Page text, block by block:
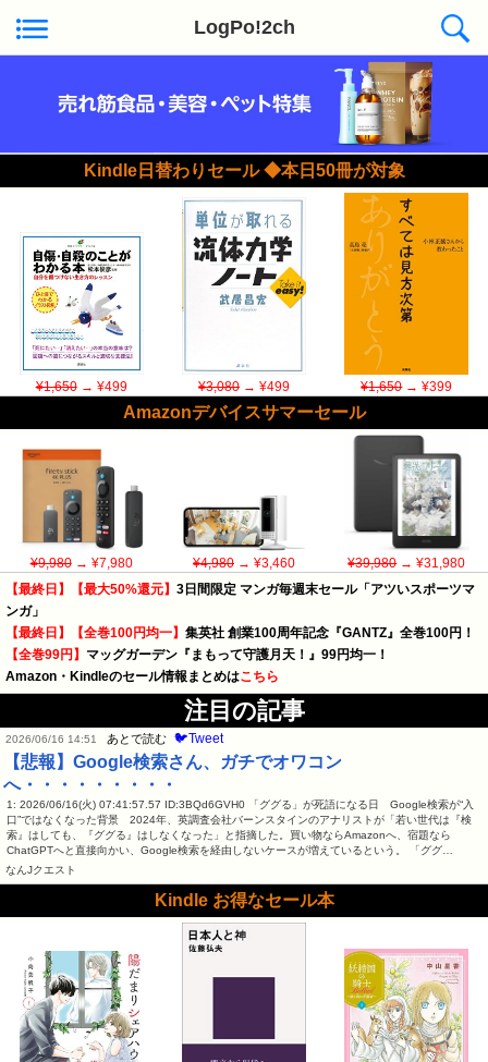
LogPo!2ch
Kindle日替わりセール ◆本日50冊が対象
¥1,650→ ¥499 ¥3,080→ ¥499 ¥1,650→ ¥399
Amazonデバイスサマーセール
¥9,980→ ¥7,980 ¥4,980→ ¥3,460 ¥39,980→ ¥31,980
【最終日】【最大50%還元】 3日間限定 マンガ毎週末セール「アツいスポーツマ
ンガ」
【最終日】【全巻100円均一】 集英社 創業100周年記念『GANTZ』全巻100円！
【全巻99円】 マッグガーデン『まもって守護月天！』99円均一！
Amazon・Kindleのセール情報まとめはこちら
注目の記事
2026/06/16 14:51 あとで読む 🐦Tweet
【悲報】Google検索さん、ガチでオワコン
へ・・・・・・・・・
1: 2026/06/16(火) 07:41:57.57 ID:3BQd6GVH0 「ググる」が死語になる日 Google検索が“入
口”ではなくなった背景 2024年、英調査会社バーンスタインのアナリストが「若い世代は『検
索』はしても、『ググる』はしなくなった」と指摘した。買い物ならAmazonへ、宿題なら
ChatGPTへと直接向かい、Google検索を経由しないケースが増えているという。 「ググ…
なんJクエスト
Kindle お得なセール本